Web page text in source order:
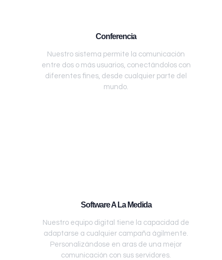
Conferencia
Nuestro sistema permite la comunicación
entre dos o más usuarios, conectándolos con
diferentes fines, desde cualquier parte del
mundo.
Software A La Medida
Nuestro equipo digital tiene la capacidad de
adaptarse a cualquier campaña ágilmente.
Personalizándose en aras de una mejor
comunicación con sus servidores.